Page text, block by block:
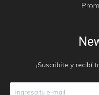
¡Suscribite y recibí